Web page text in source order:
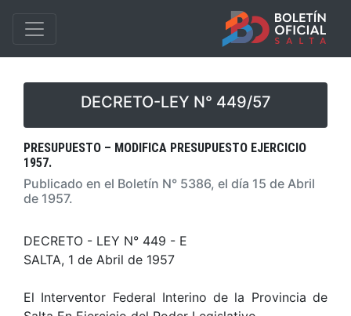
DECRETO-LEY N° 449/57
PRESUPUESTO – MODIFICA PRESUPUESTO EJERCICIO
1957.
Publicado en el Boletín N° 5386, el día 15 de Abril
de 1957.
DECRETO - LEY N° 449 - E
SALTA, 1 de Abril de 1957
El Interventor Federal Interino de la Provincia de